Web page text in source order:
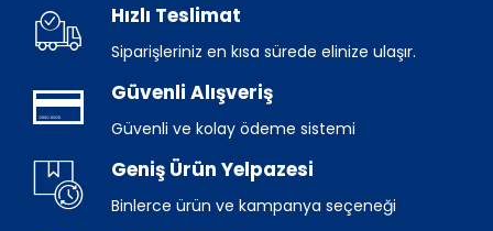
Hızlı Teslimat
Siparişleriniz en kısa sürede elinize ulaşır.
Güvenli Alışveriş
Güvenli ve kolay ödeme sistemi
Geniş Ürün Yelpazesi
Binlerce ürün ve kampanya seçeneği